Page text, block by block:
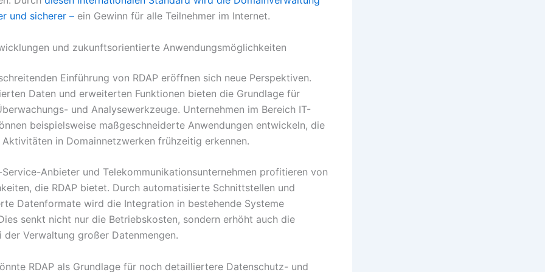
und sicherer – ein Gewinn für alle Teilnehmer im Internet.
und zukunftsorientierte Anwendungsmöglichkeiten
Einführung von RDAP eröffnen sich neue Perspektiven.
Daten und erweiterten Funktionen bieten die Grundlage für
und Analysewerkzeuge. Unternehmen im Bereich IT-
beispielsweise maßgeschneiderte Anwendungen entwickeln, die
in Domainnetzwerken frühzeitig erkennen.
Anbieter und Telekommunikationsunternehmen profitieren von
die RDAP bietet. Durch automatisierte Schnittstellen und
Datenformate wird die Integration in bestehende Systeme
senkt nicht nur die Betriebskosten, sondern erhöht auch die
der Verwaltung großer Datenmengen.
RDAP als Grundlage für noch detailliertere Datenschutz- und